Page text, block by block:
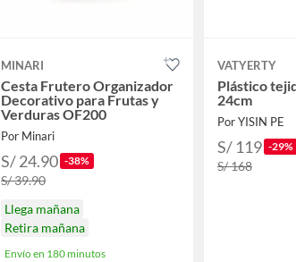
MINARI
Cesta Frutero Organizador
Decorativo para Frutas y
Verduras OF200
Por Minari
S/ 24.90 -38%
S/ 39.90
Llega mañana
Retira mañana
Envío en 180 minutos
VATYERTY
Plástico
24cm
Por YISIN PE
S/ 119 -29%
S/ 168